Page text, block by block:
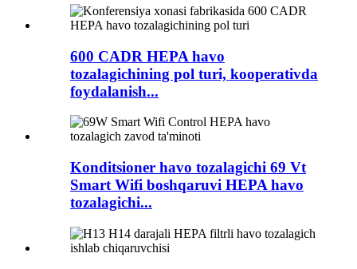
600 CADR HEPA havo
tozalagichining pol turi, kooperativda
foydalanish...
Konditsioner havo tozalagichi 69 Vt
Smart Wifi boshqaruvi HEPA havo
tozalagichi...